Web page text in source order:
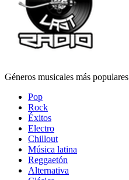
Géneros musicales más populares
Pop
Rock
Éxitos
Electro
Chillout
Música latina
Reggaetón
Alternativa